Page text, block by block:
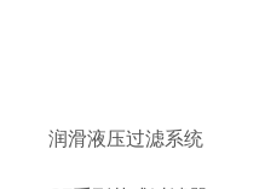
润滑液压过滤系统